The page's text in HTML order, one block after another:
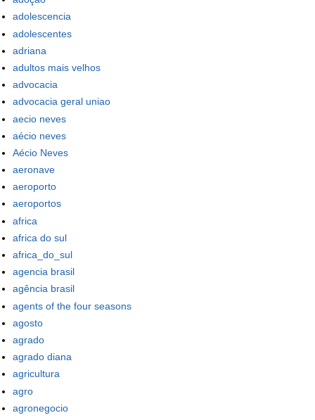
adolescencia
adolescentes
adriana
adultos mais velhos
advocacia
advocacia geral uniao
aecio neves
aécio neves
Aécio Neves
aeronave
aeroporto
aeroportos
africa
africa do sul
africa_do_sul
agencia brasil
agência brasil
agents of the four seasons
agosto
agrado
agrado diana
agricultura
agro
agronegocio